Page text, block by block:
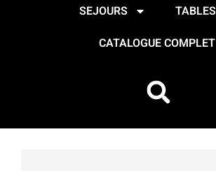
SEJOURS
TABLES
CATALOGUE COMPLET